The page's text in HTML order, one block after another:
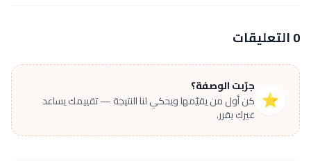
0 التعليقات
⭐
جرّبت الوصفة؟
كن أول من يقيّمها ويحكي لنا النتيجة — تقييمك يساعد
غيرك يقرر.